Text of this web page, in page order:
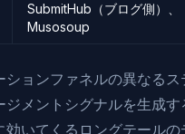
SubmitHub（ブログ側）、
Musosoup
ションファネルの異なる
ジメントシグナルを生成
いてくるロングテール